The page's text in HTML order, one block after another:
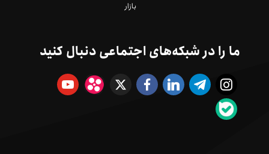
بازار
ما را در شبکه‌های اجتماعی دنبال کنید